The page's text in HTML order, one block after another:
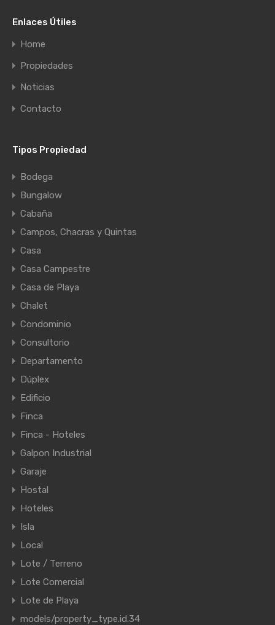
Enlaces Útiles
Home
Propiedades
Noticias
Contacto
Tipos Propiedad
Bodega
Bungalow
Cabaña
Campos, Chacras y Quintas
Casa
Casa Campestre
Casa de Playa
Chalet
Condominio
Consultorio
Departamento
Dúplex
Edificio
Finca
Finca - Hoteles
Galpon Industrial
Garaje
Hostal
Hoteles
Isla
Local
Lote / Terreno
Lote Comercial
Lote de Playa
models/property_type.id.34